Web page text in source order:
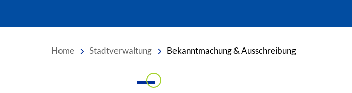
Home Stadtverwaltung Bekanntmachung & Ausschreibung
Einleitung